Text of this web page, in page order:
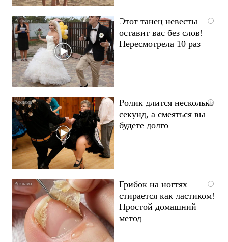
i
Этот танец невесты
оставит вас без слов!
Пересмотрела 10 раз
i
Ролик длится несколько
секунд, а смеяться вы
будете долго
i
Грибок на ногтях
стирается как ластиком!
Простой домашний
метод